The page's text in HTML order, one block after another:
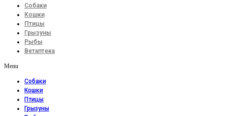
Собаки
Кошки
Птицы
Грызуны
Рыбы
Ветаптека
Menu
Собаки
Кошки
Птицы
Грызуны